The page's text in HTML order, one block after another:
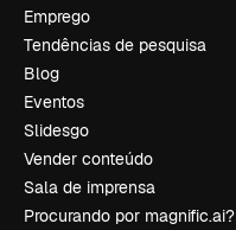
Emprego
Tendências de pesquisa
Blog
Eventos
Slidesgo
Vender conteúdo
Sala de imprensa
Procurando por magnific.ai?